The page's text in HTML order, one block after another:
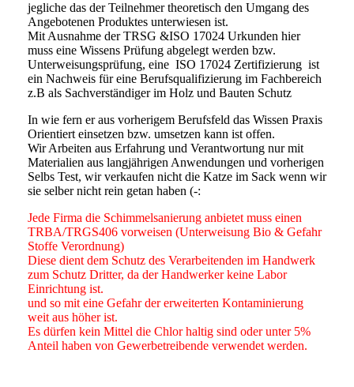
jegliche das der Teilnehmer theoretisch den Umgang des
Angebotenen Produktes unterwiesen ist.
Mit Ausnahme der TRSG &ISO 17024 Urkunden hier
muss eine Wissens Prüfung abgelegt werden bzw.
Unterweisungsprüfung, eine ISO 17024 Zertifizierung ist
ein Nachweis für eine Berufsqualifizierung im Fachbereich
z.B als Sachverständiger im Holz und Bauten Schutz
In wie fern er aus vorherigem Berufsfeld das Wissen Praxis
Orientiert einsetzen bzw. umsetzen kann ist offen.
Wir Arbeiten aus Erfahrung und Verantwortung nur mit
Materialien aus langjährigen Anwendungen und vorherigen
Selbs Test, wir verkaufen nicht die Katze im Sack wenn wir
sie selber nicht rein getan haben (-:
Jede Firma die Schimmelsanierung anbietet muss einen
TRBA/TRGS406 vorweisen (Unterweisung Bio & Gefahr
Stoffe Verordnung)
Diese dient dem Schutz des Verarbeitenden im Handwerk
zum Schutz Dritter, da der Handwerker keine Labor
Einrichtung ist.
und so mit eine Gefahr der erweiterten Kontaminierung
weit aus höher ist.
Es dürfen kein Mittel die Chlor haltig sind oder unter 5%
Anteil haben von Gewerbetreibende verwendet werden.